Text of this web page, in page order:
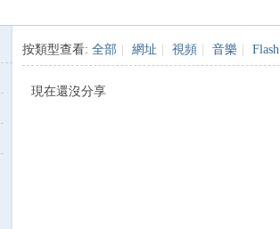
按類型查看: 全部 網址 視頻 音樂 Flash
現在還沒分享